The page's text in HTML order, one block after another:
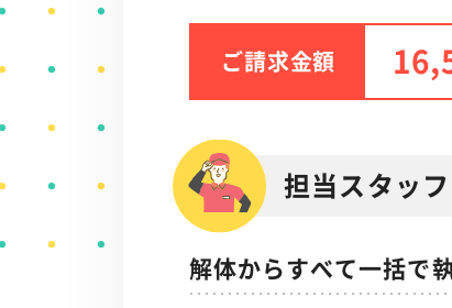
ご請求金額
担当スタッ
解体からすべて一括で